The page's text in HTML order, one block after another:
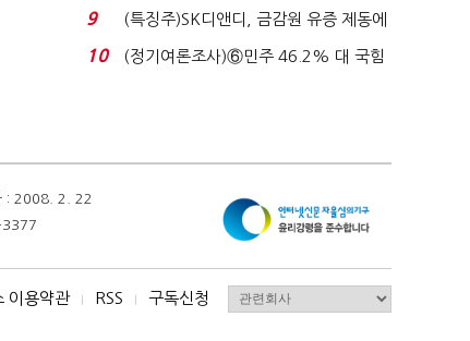
원 '양강'…서미...
9
(특징주)SK디앤디, 금감원 유증 제동에
장 초반 상한가...
10
(정기여론조사)⑥민주 46.2% 대 국힘
: 2008. 2. 22
3377
이용약관 I RSS I 구독신청